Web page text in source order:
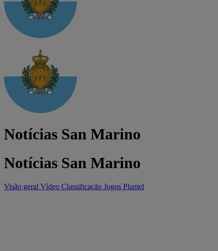
Notícias San Marino
Notícias San Marino
Visão geral Vídeo Classificação Jogos Plantel